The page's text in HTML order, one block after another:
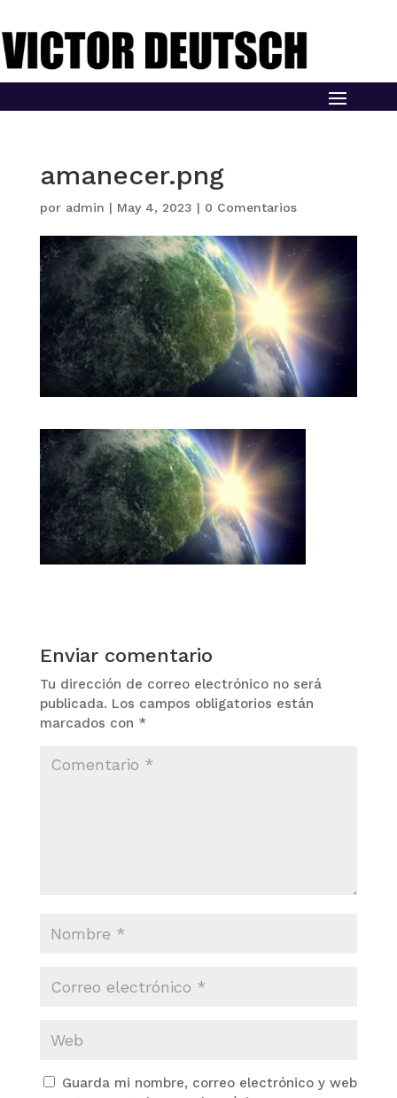
amanecer.png
por admin | May 4, 2023 | 0 Comentarios
Enviar comentario
Tu dirección de correo electrónico no será
publicada. Los campos obligatorios están
marcados con *
Guarda mi nombre, correo electrónico y web